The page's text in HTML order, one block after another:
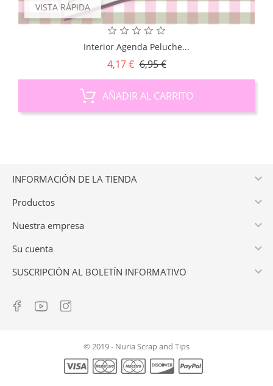
VISTA RÁPIDA
Interior Agenda Peluche...
4,17 € Precio
6,95 €Precio
AÑADIR AL CARRITO
INFORMACIÓN DE LA TIENDA 
Productos 
Nuestra empresa 
Su cuenta 
SUSCRIPCIÓN AL BOLETÍN INFORMATIVO 
© 2019 - Nuria Scrap and Tips